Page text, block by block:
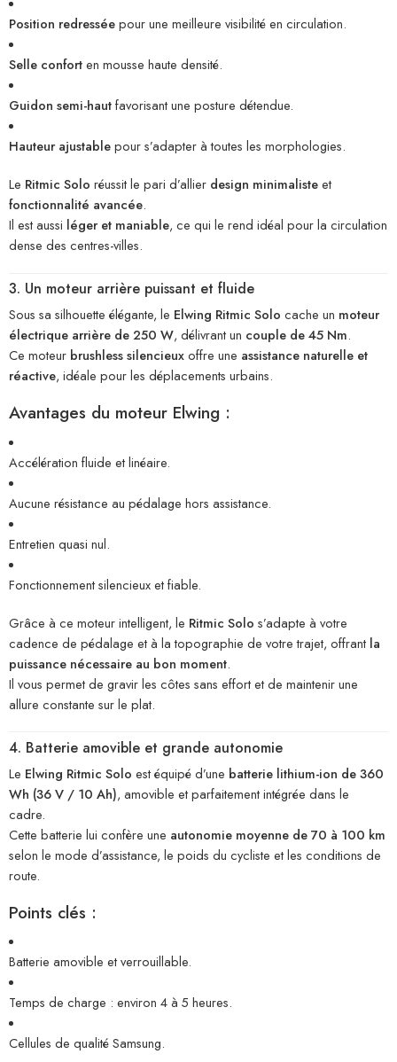
Position redresséepour une meilleure visibilité en circulation.
Selle conforten mousse haute densité.
Guidon semi-hautfavorisant une posture détendue.
Hauteur ajustablepour s’adapter à toutes les morphologies.
Le Ritmic Solo réussit le pari d’allier design minimalisteet
fonctionnalité avancée.
Il est aussi léger et maniable, ce qui le rend idéal pour la circulation
dense des centres-villes.
3. Un moteur arrière puissant et fluide
Sous sa silhouette élégante, le Elwing Ritmic Solo cache un moteur
électrique arrière de 250 W, délivrant un couple de 45 Nm.
Ce moteur brushless silencieuxoffre une assistance naturelle et
réactive, idéale pour les déplacements urbains.
Avantages du moteur Elwing :
Accélération fluide et linéaire.
Aucune résistance au pédalage hors assistance.
Entretien quasi nul.
Fonctionnement silencieux et fiable.
Grâce à ce moteur intelligent, le Ritmic Solo s’adapte à votre
cadence de pédalage et à la topographie de votre trajet, offrant la
puissance nécessaire au bon moment.
Il vous permet de gravir les côtes sans effort et de maintenir une
allure constante sur le plat.
4. Batterie amovible et grande autonomie
Le Elwing Ritmic Solo est équipé d’une batterie lithium-ion de 360
Wh (36 V / 10 Ah), amovible et parfaitement intégrée dans le
cadre.
Cette batterie lui confère une autonomie moyenne de 70 à 100 km
selon le mode d’assistance, le poids du cycliste et les conditions de
route.
Points clés :
Batterie amovible et verrouillable.
Temps de charge : environ 4 à 5 heures.
Cellules de qualité Samsung.